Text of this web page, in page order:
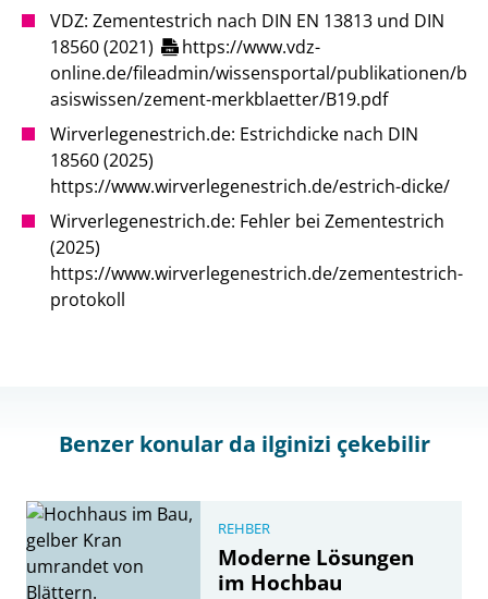
VDZ: Zementestrich nach DIN EN 13813 und DIN
18560 (2021)
https://www.vdz-
online.de/fileadmin/wissensportal/publikationen/b
asiswissen/zement-merkblaetter/B19.pdf
Wirverlegenestrich.de: Estrichdicke nach DIN
18560 (2025)
https://www.wirverlegenestrich.de/estrich-dicke/
Wirverlegenestrich.de: Fehler bei Zementestrich
(2025)
https://www.wirverlegenestrich.de/zementestrich-
protokoll
Benzer konular da ilginizi çekebilir
REHBER
Moderne Lösungen
im Hochbau